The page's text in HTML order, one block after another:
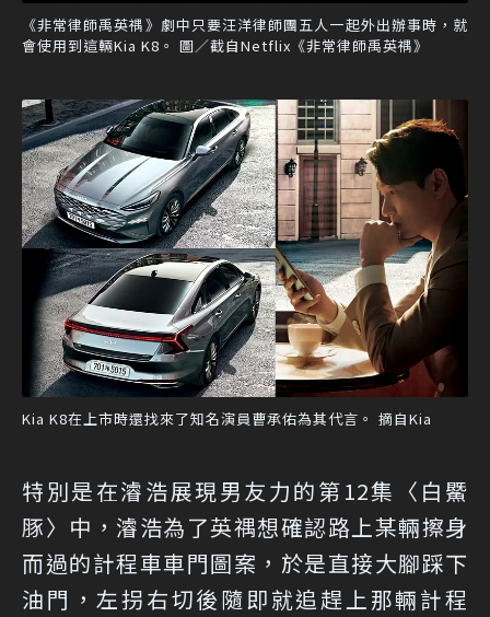
《非常律師禹英禑》劇中只要汪洋律師團五人一起外出辦事時，就
會使用到這輛Kia K8。 圖／截自Netflix《非常律師禹英禑》
Kia K8在上市時還找來了知名演員曹承佑為其代言。 摘自Kia
特別是在濬浩展現男友力的第12集〈白鱀
豚〉中，濬浩為了英禑想確認路上某輛擦身
而過的計程車車門圖案，於是直接大腳踩下
油門，左拐右切後隨即就追趕上那輛計程